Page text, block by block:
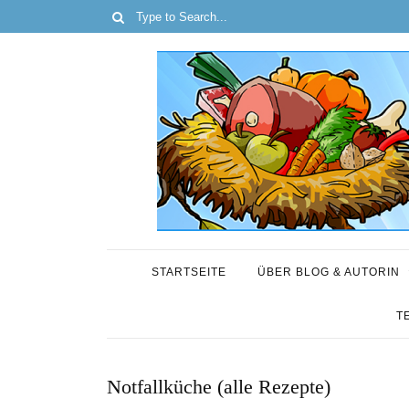
STARTSEITE ÜBER BLOG & AUTORIN
Notfallküche (alle Rezepte)